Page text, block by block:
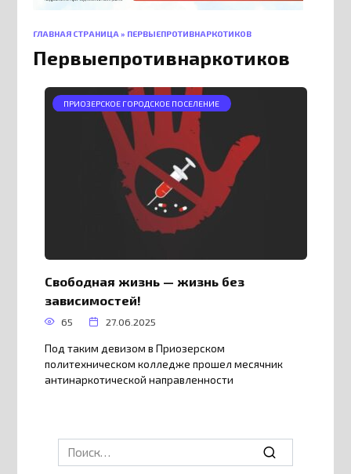
ГЛАВНАЯ СТРАНИЦА » ПЕРВЫЕПРОТИВНАРКОТИКОВ
Первыепротивнаркотиков
ПРИОЗЕРСКОЕ ГОРОДСКОЕ ПОСЕЛЕНИЕ
Свободная жизнь — жизнь без
зависимостей!
65 27.06.2025
Под таким девизом в Приозерском
политехническом колледже прошел месячник
антинаркотической направленности
Search
for: